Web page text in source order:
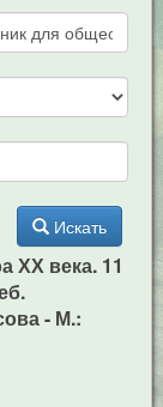
Искать
ХХ века. 11
- М.: